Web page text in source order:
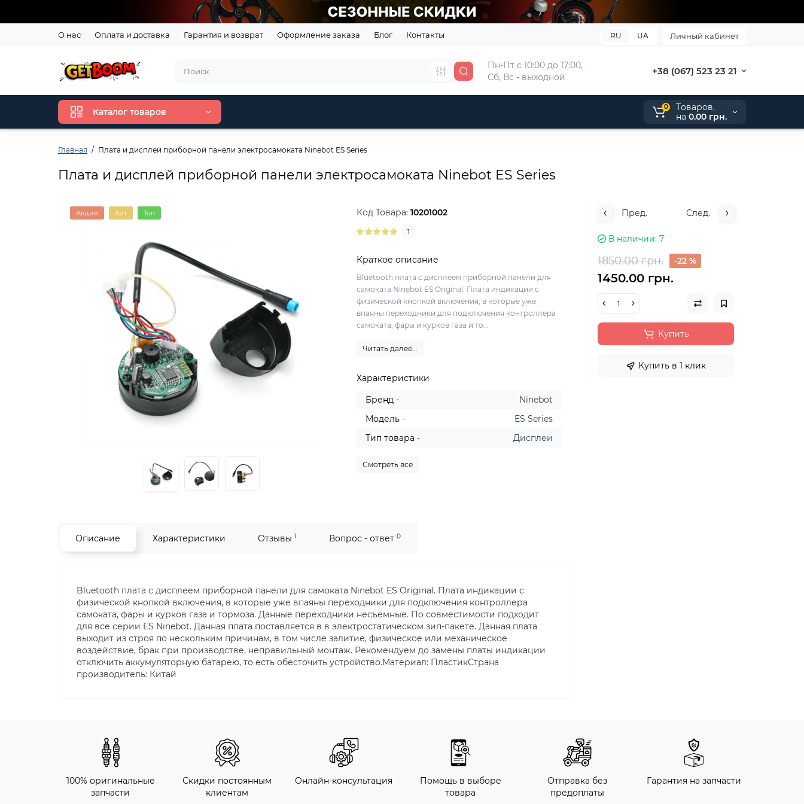
О нас Оплата и доставка Гарантия и возврат Оформление заказа Блог Контакты Личный кабинет
RU UA
Пн-Пт с 10:00 до 17:00,
Сб, Вс - выходной
+38 (067) 523 23 21
Каталог товаров 0
Tоваров,
на 0.00 грн.
Главная Плата и дисплей приборной панели электросамоката Ninebot ES Series
Плата и дисплей приборной панели электросамоката Ninebot ES Series
Акция Хит Топ Код Товара:10201002
1
Краткое описание
Bluetooth плата с дисплеем приборной панели для
самоката Ninebot ES Original. Плата индикации с
физической кнопкой включения, в которые уже
впаяны переходники для подключения контроллера
самоката, фары и курков газа и то...
Читать далее...
Характеристики
Бренд -
Ninebot
Модель -
ES Series
Тип товара -
Дисплеи
Смотреть все
Пред. След.
В наличии 7
1850.00 грн. -22 %
1450.00 грн.
Купить
Купить в 1 клик
Описание Характеристики Отзывы 1 Вопрос - ответ 0
Bluetooth плата с дисплеем приборной панели для самоката Ninebot ES Original. Плата индикации с
физической кнопкой включения, в которые уже впаяны переходники для подключения контроллера
самоката, фары и курков газа и тормоза. Данные переходники несъемные. По совместимости подходит
для все серии ES Ninebot. Данная плата поставляется в в электростатическом зип-пакете. Данная плата
выходит из строя по нескольким причинам, в том числе залитие, физическое или механическое
воздействие, брак при производстве, неправильный монтаж. Рекомендуем до замены платы индикации
отключить аккумуляторную батарею, то есть обесточить устройство.Материал: ПластикСтрана
производитель: Китай
100% оригинальные
запчасти
Скидки постоянным
клиентам
Онлайн-консультация
Помощь в выборе
товара
Отправка без
предоплаты
Гарантия на запчасти